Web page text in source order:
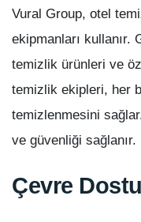
Vural Group, otel
ekipmanları
temizlik ürünleri ve
temizlik ekipleri, her
temizlenmesini
ve güvenliği sağlanır.
Çevre